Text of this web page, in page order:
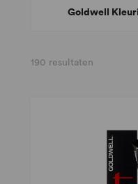
Goldwell
190 resultaten